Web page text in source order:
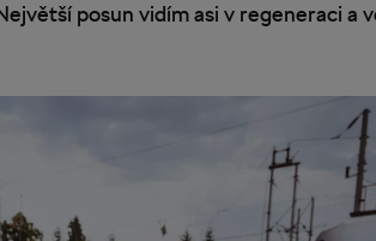
posun vidím asi v regeneraci a